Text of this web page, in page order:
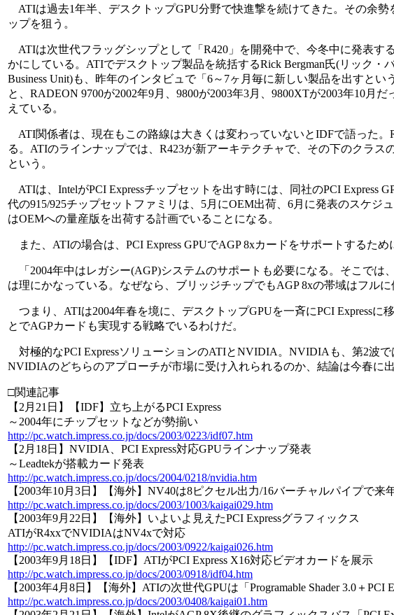
ATIは過去1年半、デスクトップGPU分野で快進撃を続けてきた。その余勢
ップを狙う。
ATIは次世代フラッグシップとして「R420」を開発中で、今冬中に発表す
かにしている。ATIでデスクトップ製品を統括するRick Bergman氏(リック・バ
Business Unit)も、昨年のインタビュで「6～7ヶ月毎に新しい製品を出すと
と、RADEON 9700が2002年9月、9800が2003年3月、9800XTが2003年10
えている。
ATI関係者は、現在もこの路線は大きくは変わっていないとIDFで語った。
る。ATIのラインナップでは、R423が新アーキテクチャで、その下のクラス
という。
ATIは、IntelがPCI Expressチップセットを出す時には、同社のPCI Express
代の915/925チップセットファミリは、5月にOEM出荷、6月に発表のスケ
はOEMへの量産版を出荷する計画でいることになる。
また、ATIの場合は、PCI Express GPUでAGP 8xカードをサポートするため
「2004年中はレガシー(AGP)システムのサポートも必要になる。そこでは
は理にかなっている。なぜなら、ブリッジチップでもAGP 8xの帯域はフルに
つまり、ATIは2004年春を境に、デスクトップGPUを一斉にPCI Expressに
とでAGPカードも実現する戦略でいるわけだ。
対極的なPCI ExpressソリューションのATIとNVIDIA。NVIDIAも、第2波で
NVIDIAのどちらのアプローチが市場に受け入れられるのか、結論は今春に出
□関連記事
【2月21日】【IDF】立ち上がるPCI Express
～2004年にチップセットなどが勢揃い
http://pc.watch.impress.co.jp/docs/2003/0223/idf07.htm
【2月18日】NVIDIA、PCI Express対応GPUラインナップ発表
～Leadtekが搭載カード発表
http://pc.watch.impress.co.jp/docs/2004/0218/nvidia.htm
【2003年10月3日】【海外】NV40は8ピクセル出力/16バーチャルパイプで来
http://pc.watch.impress.co.jp/docs/2003/1003/kaigai029.htm
【2003年9月22日】【海外】いよいよ見えたPCI Expressグラフィックス
ATIがR4xxでNVIDIAはNV4xで対応
http://pc.watch.impress.co.jp/docs/2003/0922/kaigai026.htm
【2003年9月18日】【IDF】ATIがPCI Express X16対応ビデオカードを展示
http://pc.watch.impress.co.jp/docs/2003/0918/idf04.htm
【2003年4月8日】【海外】ATIの次世代GPUは「Programable Shader 3.0＋PCI
http://pc.watch.impress.co.jp/docs/2003/0408/kaigai01.htm